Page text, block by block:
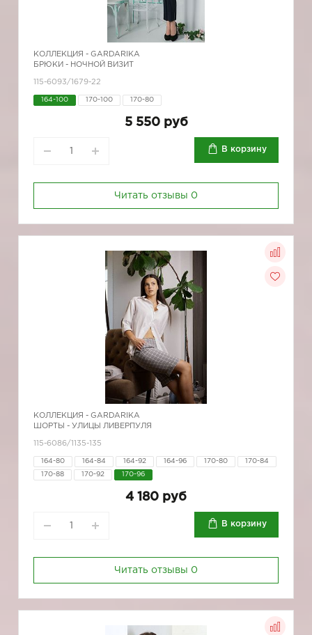
КОЛЛЕКЦИЯ - GARDARIKA
БРЮКИ - НОЧНОЙ ВИЗИТ
115-6093/1679-22
164-100 170-100 170-80
5 550 руб
В корзину
Читать отзывы 0
КОЛЛЕКЦИЯ - GARDARIKA
ШОРТЫ - УЛИЦЫ ЛИВЕРПУЛЯ
115-6086/1135-135
164-80 164-84 164-92 164-96 170-80 170-84
170-88 170-92 170-96
4 180 руб
В корзину
Читать отзывы 0